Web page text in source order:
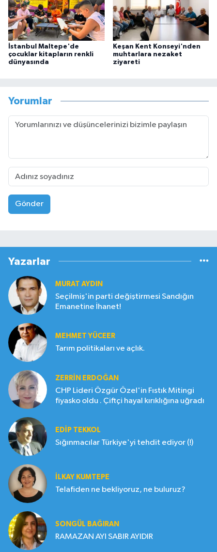
İstanbul Maltepe'de
çocuklar kitapların renkli
dünyasında
Keşan Kent Konseyi'nden
muhtarlara nezaket
ziyareti
Yorumlar
Gönder
Yazarlar
MURAT AYDIN
Seçilmiş'in parti değiştirmesi Sandığın
Emanetine İhanet!
MEHMET YÜCEER
Tarım politikaları ve açlık.
ZERRIN ERDOĞAN
CHP Lideri Özgür Özel'in Fıstık Mitingi
fiyasko oldu . Çiftçi hayal kırıklığına uğradı
EDIP TEKKOL
Sığınmacılar Türkiye'yi tehdit ediyor (!)
İLKAY KUMTEPE
Telafiden ne bekliyoruz, ne buluruz?
SONGÜL BAĞIRAN
RAMAZAN AYI SABIR AYIDIR